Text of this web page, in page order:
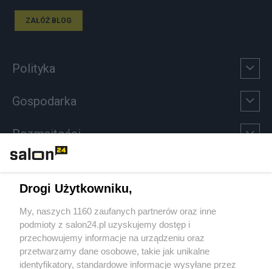
ZAŁÓŻ BLOG
Polityka
Gospodarka
Rozmaitości
Sport
Społeczeństwo
Kultura
Drogi Użytkowniku,
My, naszych 1160 zaufanych partnerów oraz inne
podmioty z salon24.pl uzyskujemy dostęp i
przechowujemy informacje na urządzeniu oraz
przetwarzamy dane osobowe, takie jak unikalne
identyfikatory, standardowe informacje wysyłane przez